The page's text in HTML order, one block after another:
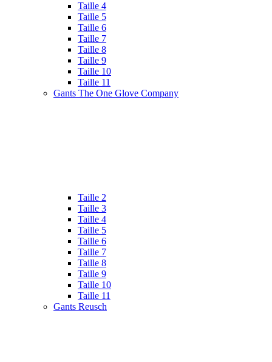
Taille 4
Taille 5
Taille 6
Taille 7
Taille 8
Taille 9
Taille 10
Taille 11
Gants The One Glove Company
Taille 2
Taille 3
Taille 4
Taille 5
Taille 6
Taille 7
Taille 8
Taille 9
Taille 10
Taille 11
Gants Reusch